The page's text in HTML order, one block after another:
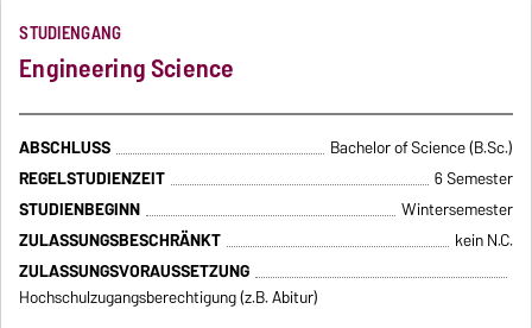
STUDIENGANG
Engineering Science
ABSCHLUSS
Bachelor of Science (B.Sc.)
REGELSTUDIENZEIT
6 Semester
STUDIENBEGINN
Wintersemester
ZULASSUNGSBESCHRÄNKT
kein N.C.
ZULASSUNGSVORAUSSETZUNG
Hochschulzugangsberechtigung (z.B. Abitur)